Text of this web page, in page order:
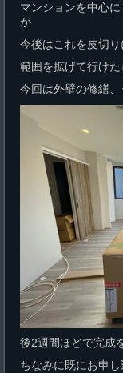
マンションを中心
が
今後はこれを皮切
範囲を拡げて行けた
今回は外壁の修繕、
後2週間ほどで完成
ちなみに既にお申